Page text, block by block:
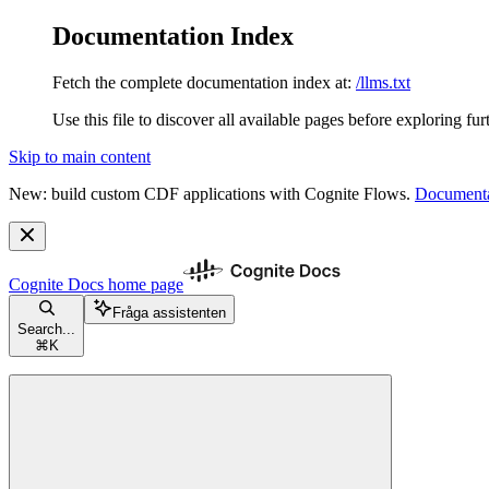
Documentation Index
Fetch the complete documentation index at: /llms.txt
Use this file to discover all available pages before exploring
Skip to main content
New: build custom CDF applications with Cognite Flows.
Cognite Docs home page
Search...
⌘ K
Fråga assistenten